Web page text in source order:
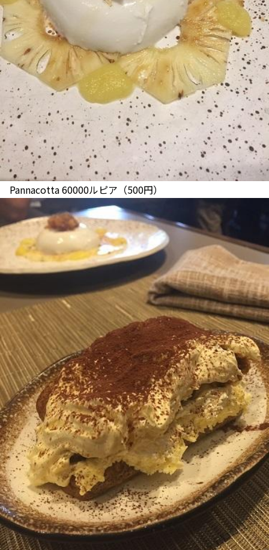
Pannacotta 60000ルピア（500円）